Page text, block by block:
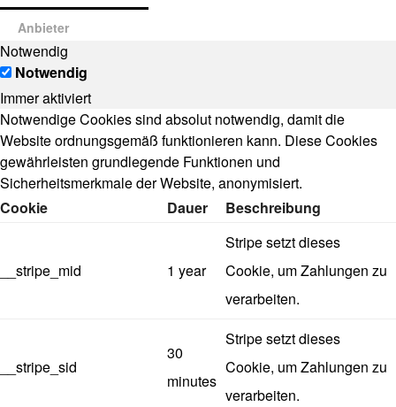
Anbieter
Notwendig
Notwendig
Immer aktiviert
Notwendige Cookies sind absolut notwendig, damit die
Website ordnungsgemäß funktionieren kann. Diese Cookies
gewährleisten grundlegende Funktionen und
Sicherheitsmerkmale der Website, anonymisiert.
Cookie
Dauer Beschreibung
__stripe_mid 1 year
Stripe setzt dieses
Cookie, um Zahlungen zu
verarbeiten.
__stripe_sid
30
minutes
Stripe setzt dieses
Cookie, um Zahlungen zu
verarbeiten.